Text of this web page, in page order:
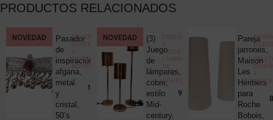
PRODUCTOS RELACIONADOS
,
€
NOVEDAD
Pasador
de
inspiración
afgana,
metal
y
cristal,
50’s
JOYERÍA
JOYERÍA
Y
COMPLEMENTOS
NOVEDADES
190,00
NOVEDAD
(3)
Juego
de
lámparas,
cobre,
estilo
Mid-
century,
DISEÑO
Y
MIDCENTURY
LÁMPARAS
DE
MESA,
NOVEDADES
980,00
Pareja
jarrones,
Maison
Les
Héritiers
para
Roche
Bobois,
Y
Y